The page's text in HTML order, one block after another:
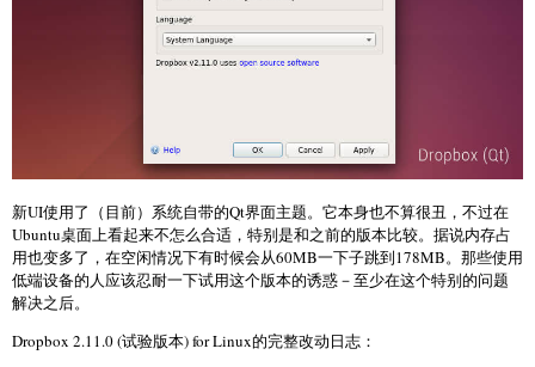
新UI使用了（目前）系统自带的Qt界面主题。它本身也不算很丑，不过在
Ubuntu桌面上看起来不怎么合适，特别是和之前的版本比较。据说内存占
用也变多了，在空闲情况下有时候会从60MB一下子跳到178MB。那些使用
低端设备的人应该忍耐一下试用这个版本的诱惑－至少在这个特别的问题
解决之后。
Dropbox 2.11.0 (试验版本) for Linux的完整改动日志：